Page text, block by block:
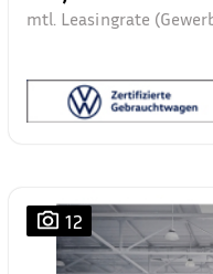
mtl. Leasingrate
12